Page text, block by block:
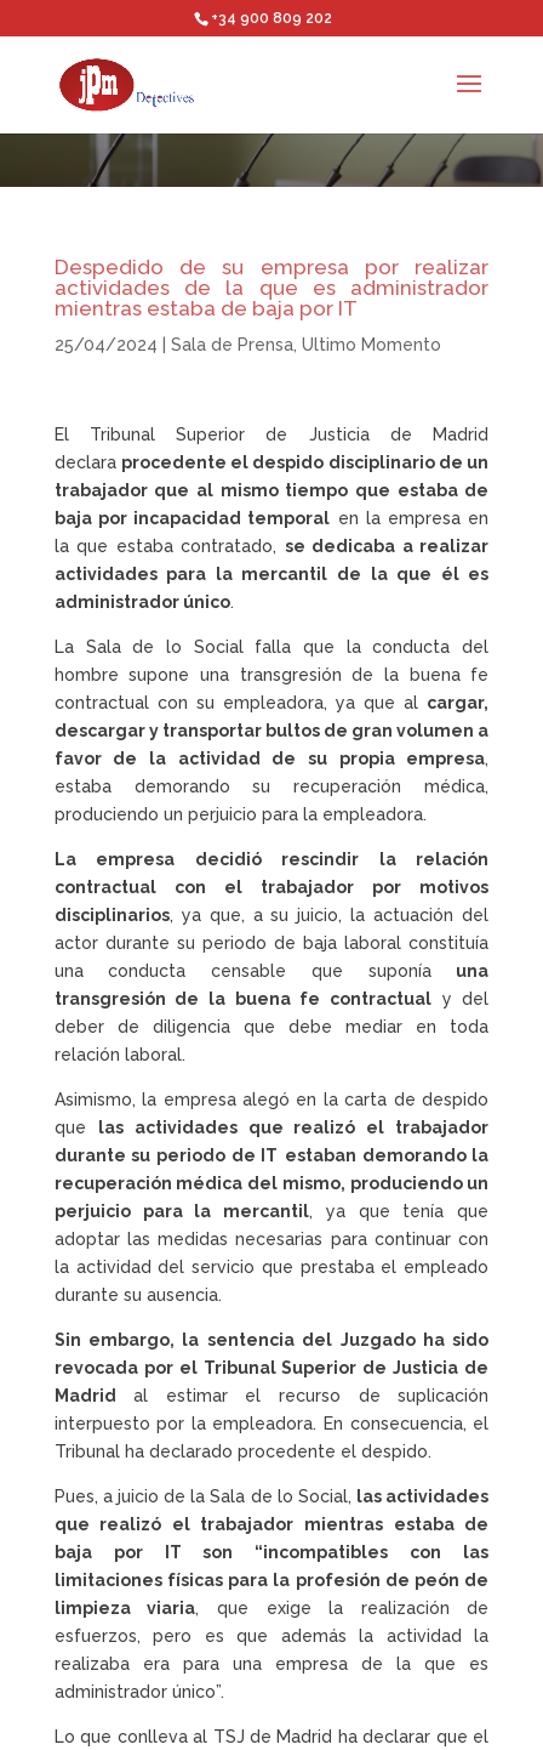
+34 900 809 202
Despedido de su empresa por realizar
actividades de la que es administrador
mientras estaba de baja por IT
25/04/2024 Sala de Prensa, Ultimo Momento
El Tribunal Superior de Justicia de Madrid
declara procedente el despido disciplinario de un
trabajador que al mismo tiempo que estaba de
baja por incapacidad temporal en la empresa en
la que estaba contratado, se dedicaba a realizar
actividades para la mercantil de la que él es
administrador único.
La Sala de lo Social falla que la conducta del
hombre supone una transgresión de la buena fe
contractual con su empleadora, ya que al cargar,
descargar y transportar bultos de gran volumen a
favor de la actividad de su propia empresa,
estaba demorando su recuperación médica,
produciendo un perjuicio para la empleadora.
La empresa decidió rescindir la relación
contractual con el trabajador por motivos
disciplinarios, ya que, a su juicio, la actuación del
actor durante su periodo de baja laboral constituía
una conducta censable que suponía una
transgresión de la buena fe contractualy del
deber de diligencia que debe mediar en toda
relación laboral.
Asimismo, la empresa alegó en la carta de despido
que
las actividades que realizó el trabajador
durante su periodo de IT estaban demorando la
recuperación médica del mismo, produciendo un
perjuicio para la mercantil, ya que tenía que
adoptar las medidas necesarias para continuar con
la actividad del servicio que prestaba el empleado
durante su ausencia.
Sin embargo, la sentencia del Juzgado ha sido
revocada por el Tribunal Superior de Justicia de
Madrid
al estimar el recurso de suplicación
interpuesto por la empleadora. En consecuencia, el
Tribunal ha declarado procedente el despido.
Pues, a juicio de la Sala de lo Social, las actividades
que realizó el trabajador mientras estaba de
baja por IT son “incompatibles con las
limitaciones físicas para la profesión de peón de
limpieza viaria, que exige la realización de
esfuerzos, pero es que además la actividad la
realizaba era para una empresa de la que es
administrador único”.
Lo que conlleva al TSJ de Madrid ha declarar que el